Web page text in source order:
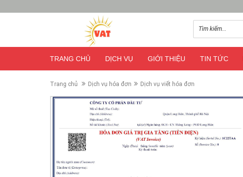
TRANG CHỦ DỊCH VỤ GIỚI THIỆU TIN TỨC
Trang chủ Dịch vụ hóa đơn Dịch vụ viết hóa đơn